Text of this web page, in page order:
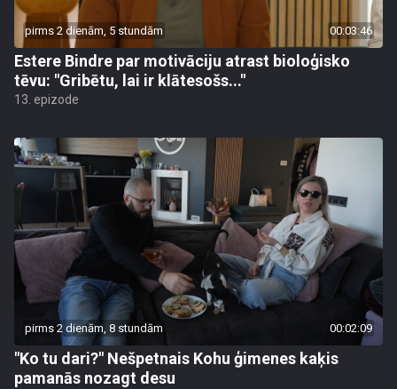
pirms 2 dienām, 5 stundām 00:03:46
Estere Bindre par motivāciju atrast bioloģisko
tēvu: "Gribētu, lai ir klātesošs..."
13. epizode
pirms 2 dienām, 8 stundām 00:02:09
"Ko tu dari?" Nešpetnais Kohu ģimenes kaķis
pamanās nozagt desu